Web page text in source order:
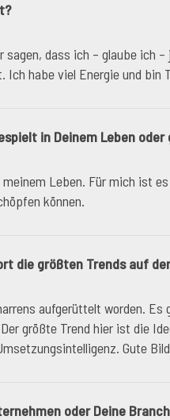
sagen, dass ich – glaube
habe viel Energie und
in Deinem Leben oder
Leben. Für mich ist
können.
die größten Trends auf
aufgerüttelt worden.
größte Trend hier ist die
Gute
oder Deine